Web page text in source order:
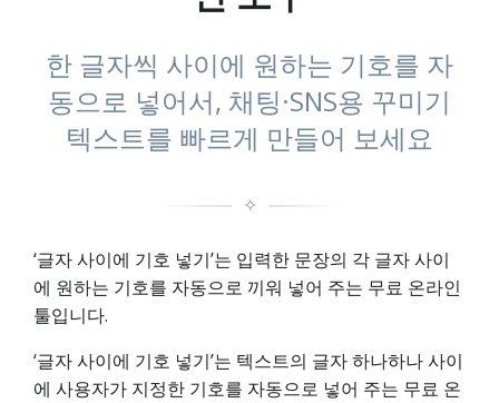
한 글자씩 사이에 원하는 기호를 자
동으로 넣어서, 채팅·SNS용 꾸미기
텍스트를 빠르게 만들어 보세요
✧
‘글자 사이에 기호 넣기’는 입력한 문장의 각 글자 사이
에 원하는 기호를 자동으로 끼워 넣어 주는 무료 온라인
툴입니다.
‘글자 사이에 기호 넣기’는 텍스트의 글자 하나하나 사이
에 사용자가 지정한 기호를 자동으로 넣어 주는 무료 온